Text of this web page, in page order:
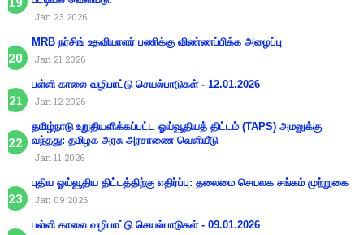
Jan 23 2026
MRB நர்சிங் உதவியாளர் பணிக்கு விண்ணப்பிக்க அழைப்பு
Jan 21 2026
பள்ளி காலை வழிபாட்டு செயல்பாடுகள் - 12.01.2026
Jan 12 2026
தமிழ்நாடு உறுதியளிக்கப்பட்ட ஓய்வூதியத் திட்டம் (TAPS) அமலுக்கு
வந்தது: தமிழக அரசு அரசாணை வெளியீடு
Jan 11 2026
புதிய ஓய்வூதிய திட்டத்திற்கு எதிர்ப்பு: தலைமை செயலக சங்கம் முற்றுகை
Jan 09 2026
பள்ளி காலை வழிபாட்டு செயல்பாடுகள் - 09.01.2026